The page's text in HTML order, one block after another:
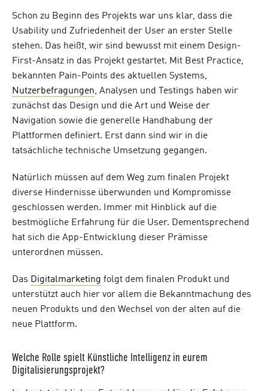
Schon zu Beginn des Projekts war uns klar, dass die
Usability und Zufriedenheit der User an erster Stelle
stehen. Das heißt, wir sind bewusst mit einem Design-
First-Ansatz in das Projekt gestartet. Mit Best Practice,
bekannten Pain-Points des aktuellen Systems,
Nutzerbefragungen, Analysen und Testings haben wir
zunächst das Design und die Art und Weise der
Navigation sowie die generelle Handhabung der
Plattformen definiert. Erst dann sind wir in die
tatsächliche technische Umsetzung gegangen.
Natürlich müssen auf dem Weg zum finalen Projekt
diverse Hindernisse überwunden und Kompromisse
geschlossen werden. Immer mit Hinblick auf die
bestmögliche Erfahrung für die User. Dementsprechend
hat sich die App-Entwicklung dieser Prämisse
unterordnen müssen.
Das Digitalmarketing folgt dem finalen Produkt und
unterstützt auch hier vor allem die Bekanntmachung des
neuen Produkts und den Wechsel von der alten auf die
neue Plattform.
Welche Rolle spielt Künstliche Intelligenz in eurem
Digitalisierungsprojekt?